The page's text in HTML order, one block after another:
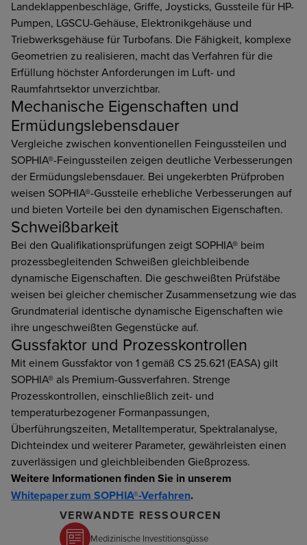
Landeklappenbeschläge, Griffe, Joysticks, Gussteile für HP-
Pumpen, LGSCU-Gehäuse, Elektronikgehäuse und
Triebwerksgehäuse für Turbofans. Die Fähigkeit, komplexe
Geometrien zu realisieren, macht das Verfahren für die
Erfüllung höchster Anforderungen im Luft- und
Raumfahrtsektor unverzichtbar.
Mechanische Eigenschaften und
Ermüdungslebensdauer
Vergleiche zwischen konventionellen Feingussteilen und
SOPHIA®-Feingussteilen zeigen deutliche Verbesserungen
der Ermüdungslebensdauer. Bei ungekerbten Prüfproben
weisen SOPHIA®-Gussteile erhebliche Verbesserungen auf
und bieten Vorteile bei den dynamischen Eigenschaften.
Schweißbarkeit
Bei den Qualifikationsprüfungen zeigt SOPHIA® beim
prozessbegleitenden Schweißen gleichbleibende
dynamische Eigenschaften. Die geschweißten Prüfstäbe
weisen bei gleicher chemischer Zusammensetzung wie das
Grundmaterial identische dynamische Eigenschaften wie
ihre ungeschweißten Gegenstücke auf.
Gussfaktor und Prozesskontrollen
Mit einem Gussfaktor von 1 gemäß CS 25.621 (EASA) gilt
SOPHIA® als Premium-Gussverfahren. Strenge
Prozesskontrollen, einschließlich zeit- und
temperaturbezogener Formanpassungen,
Überführungszeiten, Metalltemperatur, Spektralanalyse,
Dichteindex und weiterer Parameter, gewährleisten einen
zuverlässigen und gleichbleibenden Gießprozess.
Weitere Informationen finden Sie in unserem
Whitepaper zum SOPHIA®-Verfahren.
VERWANDTE RESSOURCEN
Medizinische Investitionsgüsse